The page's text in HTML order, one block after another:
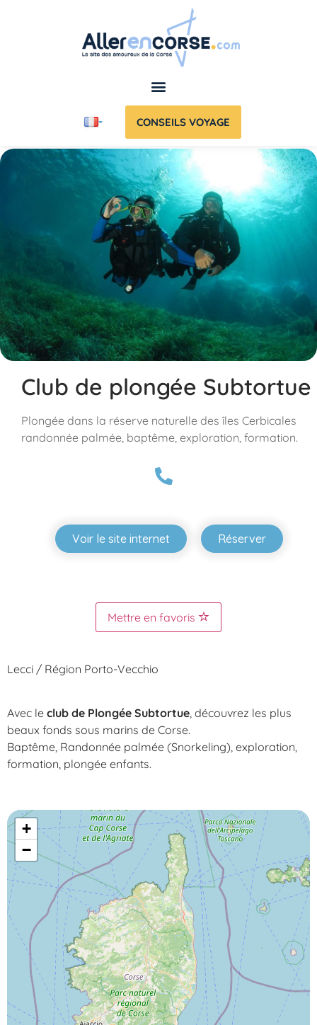
CONSEILS VOYAGE
Club de plongée Subtortue
Plongée dans la réserve naturelle des îles Cerbicales
randonnée palmée, baptême, exploration, formation.
Voir le site internet Réserver
Mettre en favoris
Lecci / Région Porto-Vecchio
Avec le club de Plongée Subtortue, découvrez les plus
beaux fonds sous marins de Corse.
Baptême, Randonnée palmée (Snorkeling), exploration,
formation, plongée enfants.
+
−